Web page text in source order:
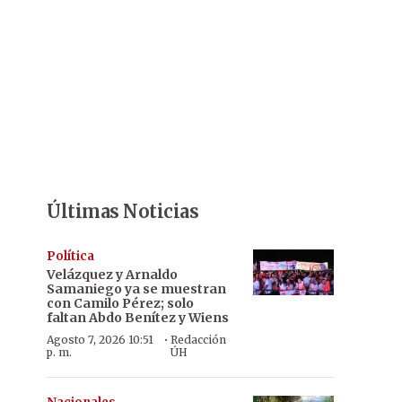
Últimas Noticias
Política
Velázquez y Arnaldo
Samaniego ya se muestran
con Camilo Pérez; solo
faltan Abdo Benítez y Wiens
Agosto 7, 2026 10:51
p. m.
·Redacción
ÚH